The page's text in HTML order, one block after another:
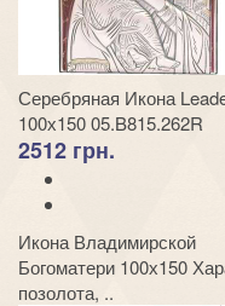
Серебряная Икона
100х150 05.B815.262R
2512 грн.
Икона Владимирской
Богоматери 100х150
позолота, ..